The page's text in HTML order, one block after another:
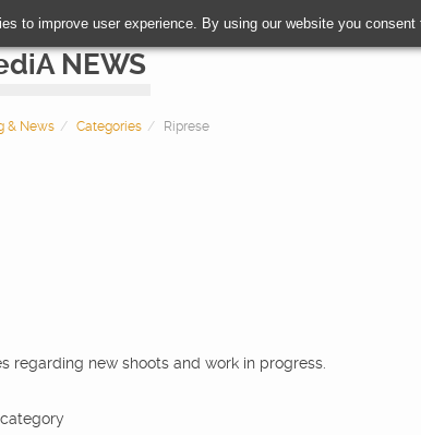
NEWS
& News Categories Riprese
regarding new shoots and work in progress.
to improve user experience. By using our website you